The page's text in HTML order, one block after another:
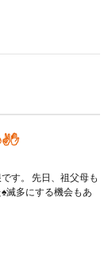
す。 先日、祖父母も
滅多にする機会もあ